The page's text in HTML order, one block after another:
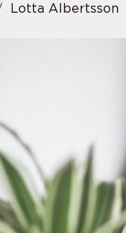
Lotta Albertsson